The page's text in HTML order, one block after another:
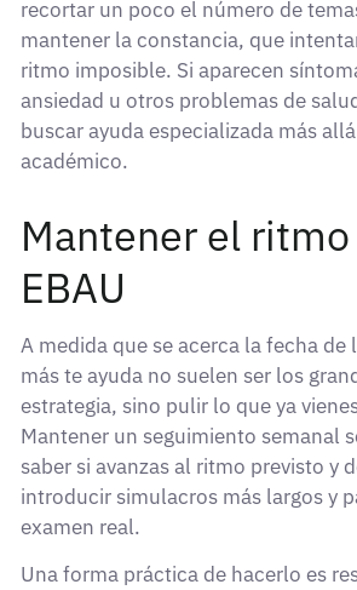
recortar un poco el número de
mantener la constancia, que
ritmo imposible. Si aparecen
ansiedad u otros problemas de
buscar ayuda especializada más
académico.
Mantener el
EBAU
A medida que se acerca la fecha de
más te ayuda no suelen ser los
estrategia, sino pulir lo que ya
Mantener un seguimiento semanal
saber si avanzas al ritmo previsto y
introducir simulacros más largos y
examen real.
Una forma práctica de hacerlo es